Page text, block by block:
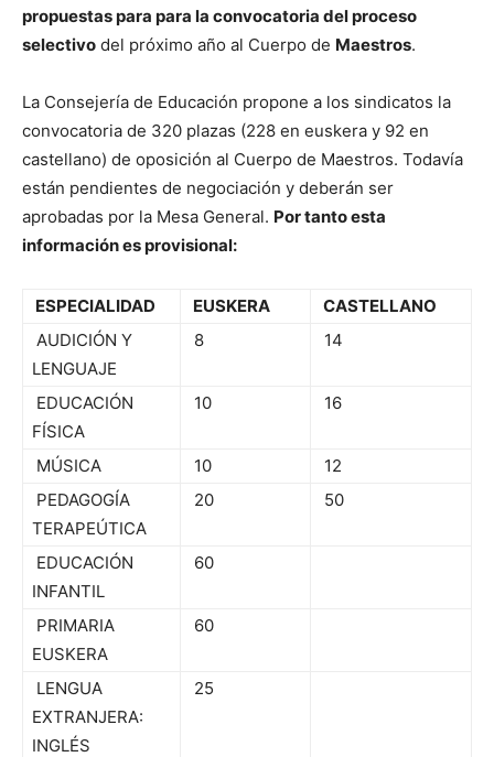
propuestas para para la convocatoria del proceso
selectivo del próximo año al Cuerpo de Maestros.
La Consejería de Educación propone a los sindicatos la
convocatoria de 320 plazas (228 en euskera y 92 en
castellano) de oposición al Cuerpo de Maestros. Todavía
están pendientes de negociación y deberán ser
aprobadas por la Mesa General. Por tanto esta
información es provisional:
ESPECIALIDAD EUSKERA
CASTELLANO
AUDICIÓN Y
LENGUAJE
8 14
EDUCACIÓN
FÍSICA
10 16
MÚSICA 10
12
PEDAGOGÍA
TERAPEÚTICA
20 50
EDUCACIÓN
INFANTIL
60
PRIMARIA
EUSKERA
60
LENGUA
EXTRANJERA:
INGLÉS
25